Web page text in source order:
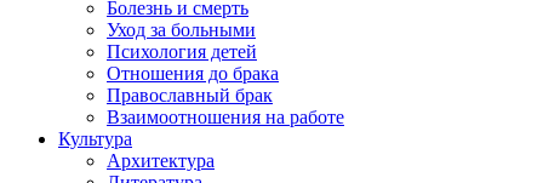
Болезнь и смерть
Уход за больными
Психология детей
Отношения до брака
Православный брак
Взаимоотношения на работе
Культура
Архитектура